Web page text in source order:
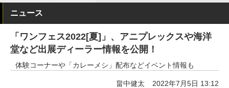
ニュース
「ワンフェス2022[夏]」、アニプレックスや海洋
堂など出展ディーラー情報を公開！
体験コーナーや「カレーメシ」配布などイベント情報も
畠中健太 2022年7月5日 13:12